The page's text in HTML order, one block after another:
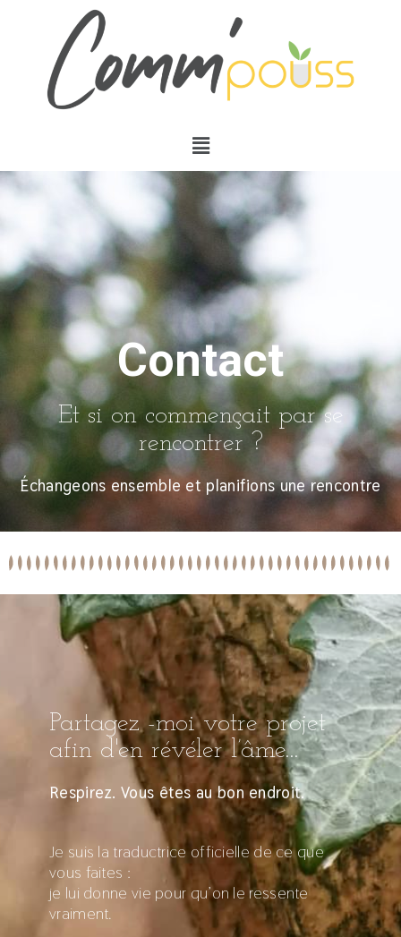
Contact
Et si on commençait par se
rencontrer ?
Échangeons ensemble et planifions une rencontre
Partagez -moi votre projet
afin d'en révéler l’âme...
Respirez. Vous êtes au bon endroit.
Je suis la traductrice officielle de ce que
vous faites :
je lui donne vie pour qu’on le ressente
vraiment.